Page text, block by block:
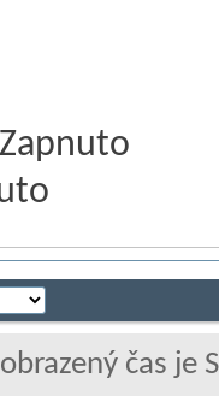
Zapnuto
čas je